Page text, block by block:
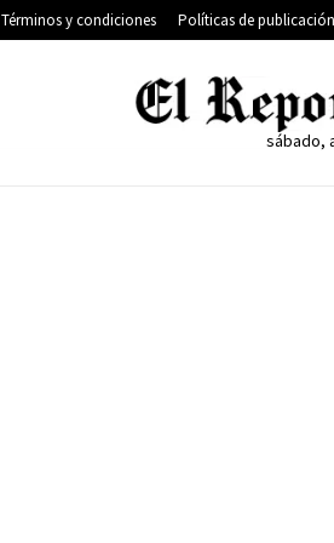
Términos y condiciones Políticas de publicación
sábado,